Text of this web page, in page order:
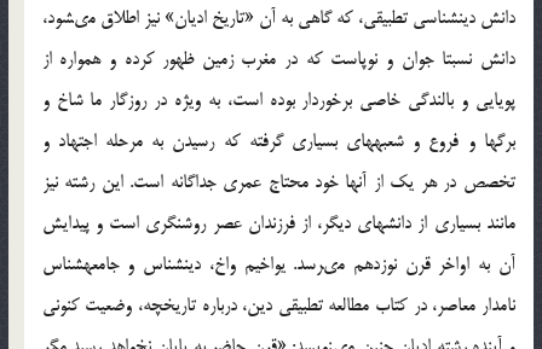
دانش دين‏شناسى تطبيقى، كه گاهى به آن «تاريخ اديان» نيز اطلاق مى‏شود،
دانش نسبتا جوان و نوپاست كه در مغرب زمين ظهور كرده و همواره از
پويايى و بالندگى خاصى برخوردار بوده است، به ويژه در روزگار ما شاخ و
برگ‏ها و فروع و شعبه‏هاى بسيارى گرفته كه رسيدن به مرحله اجتهاد و
تخصص در هر يك از آن‏ها خود محتاج عمرى جداگانه است. اين رشته نيز
مانند بسيارى از دانش‏هاى ديگر، از فرزندان عصر روشنگرى است و پيدايش
آن به اواخر قرن نوزدهم مى‏رسد. يواخيم واخ، دين‏شناس و جامعه‏شناس
نامدار معاصر، در كتاب مطالعه تطبيقى دين، درباره تاريخچه، وضعيت كنونى